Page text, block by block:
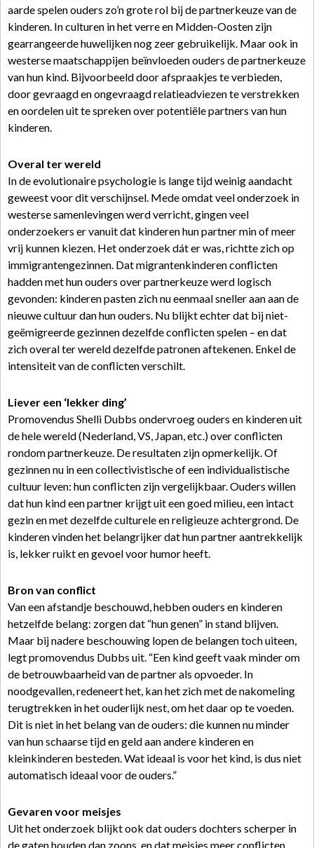
aarde spelen ouders zo’n grote rol bij de partnerkeuze van de
kinderen. In culturen in het verre en Midden-Oosten zijn
gearrangeerde huwelijken nog zeer gebruikelijk. Maar ook in
westerse maatschappijen beïnvloeden ouders de partnerkeuze
van hun kind. Bijvoorbeeld door afspraakjes te verbieden,
door gevraagd en ongevraagd relatieadviezen te verstrekken
en oordelen uit te spreken over potentiële partners van hun
kinderen.
Overal ter wereld
In de evolutionaire psychologie is lange tijd weinig aandacht
geweest voor dit verschijnsel. Mede omdat veel onderzoek in
westerse samenlevingen werd verricht, gingen veel
onderzoekers er vanuit dat kinderen hun partner min of meer
vrij kunnen kiezen. Het onderzoek dát er was, richtte zich op
immigrantengezinnen. Dat migrantenkinderen conflicten
hadden met hun ouders over partnerkeuze werd logisch
gevonden: kinderen pasten zich nu eenmaal sneller aan aan de
nieuwe cultuur dan hun ouders. Nu blijkt echter dat bij niet-
geëmigreerde gezinnen dezelfde conflicten spelen – en dat
zich overal ter wereld dezelfde patronen aftekenen. Enkel de
intensiteit van de conflicten verschilt.
Liever een ‘lekker ding’
Promovendus Shelli Dubbs ondervroeg ouders en kinderen uit
de hele wereld (Nederland, VS, Japan, etc.) over conflicten
rondom partnerkeuze. De resultaten zijn opmerkelijk. Of
gezinnen nu in een collectivistische of een individualistische
cultuur leven: hun conflicten zijn vergelijkbaar. Ouders willen
dat hun kind een partner krijgt uit een goed milieu, een intact
gezin en met dezelfde culturele en religieuze achtergrond. De
kinderen vinden het belangrijker dat hun partner aantrekkelijk
is, lekker ruikt en gevoel voor humor heeft.
Bron van conflict
Van een afstandje beschouwd, hebben ouders en kinderen
hetzelfde belang: zorgen dat “hun genen” in stand blijven.
Maar bij nadere beschouwing lopen de belangen toch uiteen,
legt promovendus Dubbs uit. “Een kind geeft vaak minder om
de betrouwbaarheid van de partner als opvoeder. In
noodgevallen, redeneert het, kan het zich met de nakomeling
terugtrekken in het ouderlijk nest, om het daar op te voeden.
Dit is niet in het belang van de ouders: die kunnen nu minder
van hun schaarse tijd en geld aan andere kinderen en
kleinkinderen besteden. Wat ideaal is voor het kind, is dus niet
automatisch ideaal voor de ouders.”
Gevaren voor meisjes
Uit het onderzoek blijkt ook dat ouders dochters scherper in
de gaten houden dan zoons, en dat meisjes meer conflicten